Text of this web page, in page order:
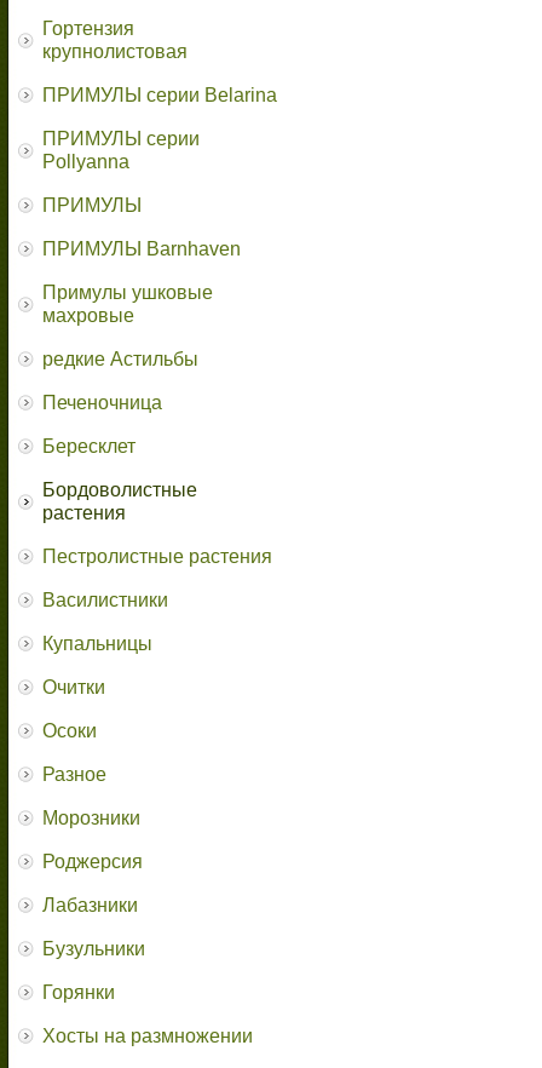
Гортензия
крупнолистовая
ПРИМУЛЫ серии Belarina
ПРИМУЛЫ серии
Pollyanna
ПРИМУЛЫ
ПРИМУЛЫ Barnhaven
Примулы ушковые
махровые
редкие Астильбы
Печеночница
Бересклет
Бордоволистные
растения
Пестролистные растения
Василистники
Купальницы
Очитки
Осоки
Разное
Морозники
Роджерсия
Лабазники
Бузульники
Горянки
Хосты на размножении